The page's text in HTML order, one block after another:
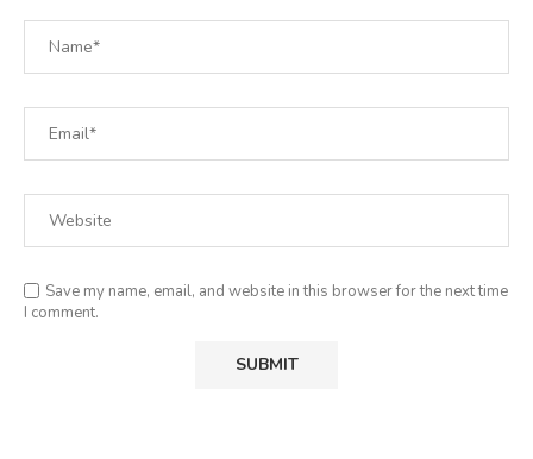
Save my name, email, and website in this browser for the next time
I comment.